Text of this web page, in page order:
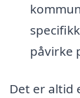
påvirke
Det er altid